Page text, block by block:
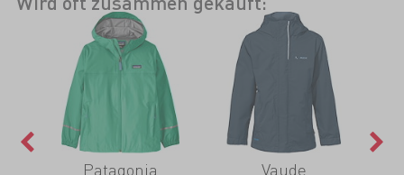
Patagonia Vaude